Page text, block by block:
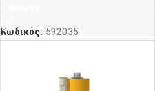
Κωδικός: 592035